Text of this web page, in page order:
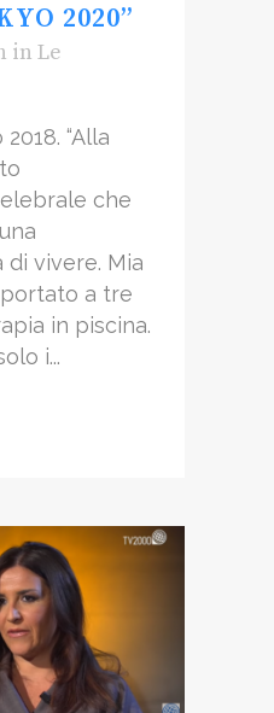
2020”
in Le
“Alla
che
vivere. Mia
a tre
in piscina.
i...